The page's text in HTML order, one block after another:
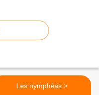
Les nymphéas >